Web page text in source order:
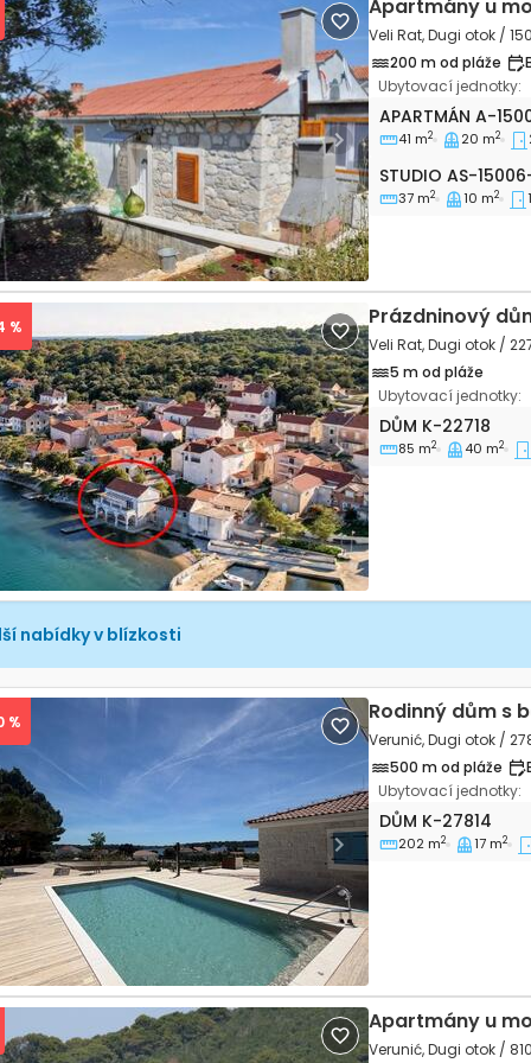
Next
Apartmány u
Veli Rat, Dugi otok /
200 m od pláže
Ubytovací jednotky:
Dvoupokojový
APARTMÁN A-
41 m2 20 m2
Studio AS-
STUDIO AS-
37 m2 10 m2 1
Next
% Prázdninový
Veli Rat, Dugi otok /
5 m od pláže
Ubytovací jednotky:
Třípokojový dům
DŮM K-22718
85 m2 40 m2
nabídky v blízkosti
Next
% Rodinný dům s
Verunić, Dugi otok /
500 m od pláže
Ubytovací jednotky:
Čtyřpokojový
DŮM K-27814
202 m2 17 m2
Apartmány u
Verunić, Dugi otok /